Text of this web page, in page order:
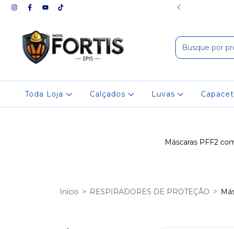
e cotação para empresas
Toda Loja Calçados Luvas
Máscaras PFF2
Início > RESPIRADORES DE PROTEÇÃO >